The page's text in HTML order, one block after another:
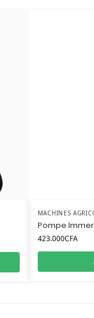
MACHINES
Pompe
423.000CFA